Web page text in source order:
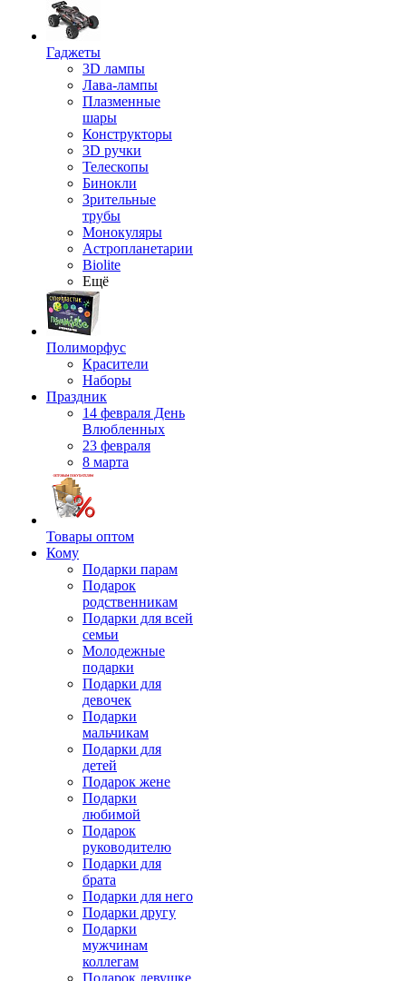
Гаджеты
3D лампы
Лава-лампы
Плазменные
шары
Конструкторы
3D ручки
Телескопы
Бинокли
Зрительные
трубы
Монокуляры
Астропланетарии
Biolite
Ещё
Полиморфус
Красители
Наборы
Праздник
14 февраля День
Влюбленных
23 февраля
8 марта
Товары оптом
Кому
Подарки парам
Подарок
родственникам
Подарки для всей
семьи
Молодежные
подарки
Подарки для
девочек
Подарки
мальчикам
Подарки для
детей
Подарок жене
Подарки
любимой
Подарок
руководителю
Подарки для
брата
Подарки для него
Подарки другу
Подарки
мужчинам
коллегам
Подарок девушке